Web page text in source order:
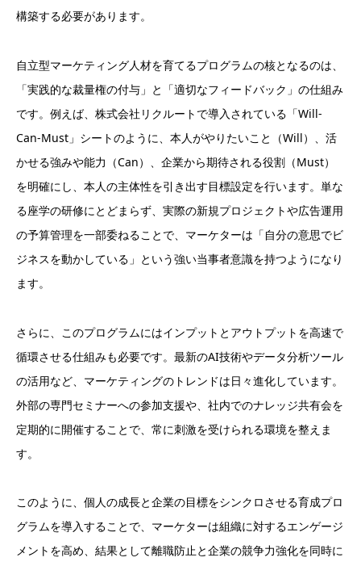
構築する必要があります。
自立型マーケティング人材を育てるプログラムの核となるのは、
「実践的な裁量権の付与」と「適切なフィードバック」の仕組み
です。例えば、株式会社リクルートで導入されている「Will-
Can-Must」シートのように、本人がやりたいこと（Will）、活
かせる強みや能力（Can）、企業から期待される役割（Must）
を明確にし、本人の主体性を引き出す目標設定を行います。単な
る座学の研修にとどまらず、実際の新規プロジェクトや広告運用
の予算管理を一部委ねることで、マーケターは「自分の意思でビ
ジネスを動かしている」という強い当事者意識を持つようになり
ます。
さらに、このプログラムにはインプットとアウトプットを高速で
循環させる仕組みも必要です。最新のAI技術やデータ分析ツール
の活用など、マーケティングのトレンドは日々進化しています。
外部の専門セミナーへの参加支援や、社内でのナレッジ共有会を
定期的に開催することで、常に刺激を受けられる環境を整えま
す。
このように、個人の成長と企業の目標をシンクロさせる育成プロ
グラムを導入することで、マーケターは組織に対するエンゲージ
メントを高め、結果として離職防止と企業の競争力強化を同時に